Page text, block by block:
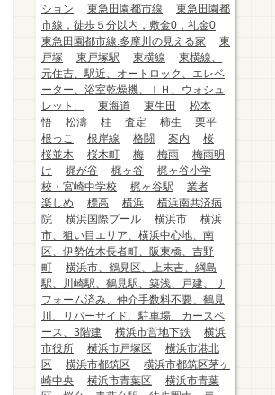
ション
東急田園都市線
東急田園都
市線，徒歩５分以内，敷金0，礼金0
東急田園都市線.多摩川の見える家
東
戸塚
東戸塚駅 東横線
東横線、
元住吉、駅近、オートロック、エレベ
ーター、浴室乾燥機、ＩＨ、ウォシュ
レット、
東海道 東生田
松本
悟
松濤 柱 査定 柿生
栗平
根っこ
根岸線 格闘 案内
桜
桜並木
桜木町 梅 梅雨
梅雨明
け
梶が谷 梶ヶ谷
梶ヶ谷小学
校・宮崎中学校
梶ヶ谷駅
業者
楽しめ
標高 横浜
横浜南共済病
院
横浜国際プール 横浜市
横浜
市、狙い目エリア、横浜中心地、南
区、伊勢佐木長者町、阪東橋、吉野
町
横浜市、鶴見区、上末吉、綱島
駅、川崎駅、鶴見駅、築浅、戸建、リ
フォーム済み、仲介手数料不要、鶴見
川、リバーサイド、駐車場、カースペ
ース、3階建
横浜市営地下鉄
横浜
市役所
横浜市戸塚区
横浜市港北
区
横浜市都筑区
横浜市都筑区茅ヶ
崎中央
横浜市青葉区
横浜市青葉